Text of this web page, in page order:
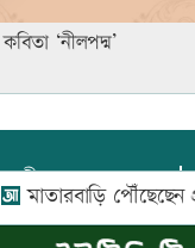
‘নীলপদ্ম’
ও প্রকাশিত
পৌঁছেছেন